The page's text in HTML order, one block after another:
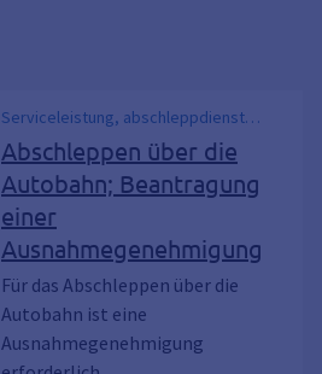
Serviceleistung, abschleppdienst
autobahn, Genehmigung zum
Abschleppen über die Autobahn
Abschleppen über die
Autobahn; Beantragung
einer
Ausnahmegenehmigung
Für das Abschleppen über die
Autobahn ist eine
Ausnahmegenehmigung